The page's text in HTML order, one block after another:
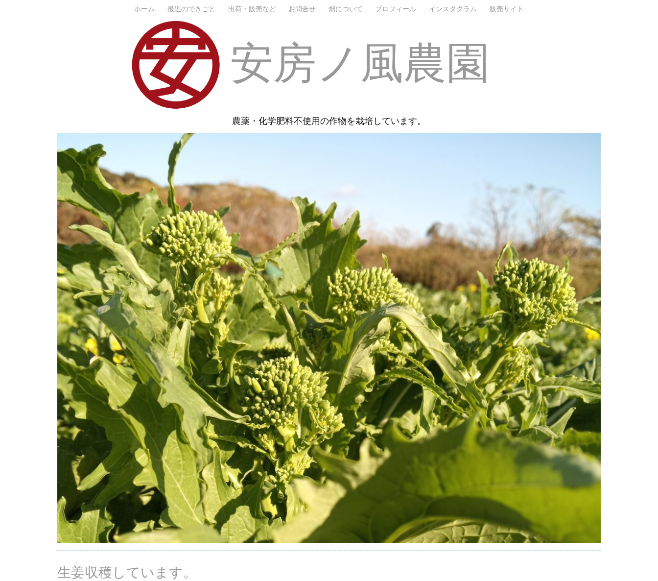
ホーム 最近のできごと 出荷・販売など お問合せ 畑について プロフィール インスタグラム 販売サイト
安房ノ風農園
農薬・化学肥料不使用の作物を栽培しています。
生姜収穫しています。